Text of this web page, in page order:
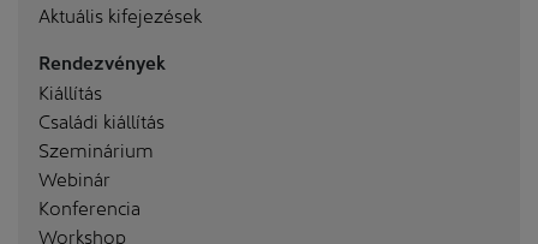
Aktuális kifejezések
Rendezvények
Kiállítás
Családi kiállítás
Szeminárium
Webinár
Konferencia
Workshop